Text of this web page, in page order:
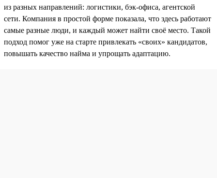
из разных направлений: логистики, бэк-офиса, агентской
сети. Компания в простой форме показала, что здесь работают
самые разные люди, и каждый может найти своё место. Такой
подход помог уже на старте привлекать «своих» кандидатов,
повышать качество найма и упрощать адаптацию.